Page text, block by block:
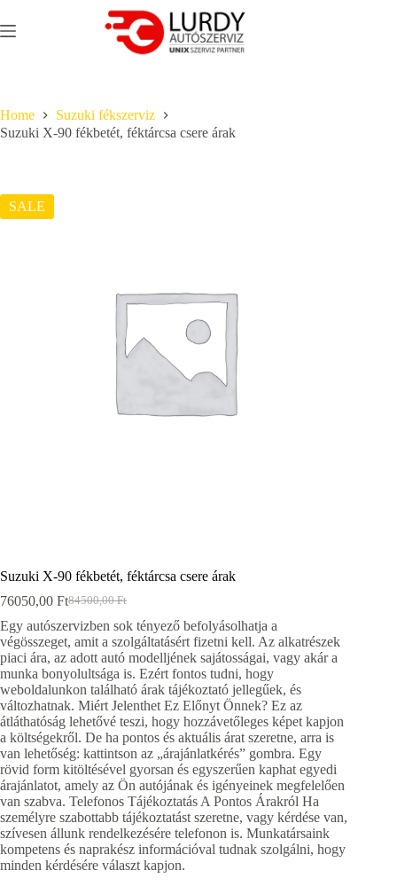
to
content
Home
Suzuki fékszerviz
Suzuki X-90 fékbetét, féktárcsa csere árak
SALE
Suzuki X-90 fékbetét, féktárcsa csere árak
84500,00Ft
Original
price
was:
84500,00 Ft.
76050,00 FtCurrent
price
is:
76050,00 Ft.
Egy autószervizben sok tényező befolyásolhatja a
végösszeget, amit a szolgáltatásért fizetni kell. Az alkatrészek
piaci ára, az adott autó modelljének sajátosságai, vagy akár a
munka bonyolultsága is. Ezért fontos tudni, hogy
weboldalunkon található árak tájékoztató jellegűek, és
változhatnak. Miért Jelenthet Ez Előnyt Önnek? Ez az
átláthatóság lehetővé teszi, hogy hozzávetőleges képet kapjon
a költségekről. De ha pontos és aktuális árat szeretne, arra is
van lehetőség: kattintson az „árajánlatkérés” gombra. Egy
rövid form kitöltésével gyorsan és egyszerűen kaphat egyedi
árajánlatot, amely az Ön autójának és igényeinek megfelelően
van szabva. Telefonos Tájékoztatás A Pontos Árakról Ha
személyre szabottabb tájékoztatást szeretne, vagy kérdése van,
szívesen állunk rendelkezésére telefonon is. Munkatársaink
kompetens és naprakész információval tudnak szolgálni, hogy
minden kérdésére választ kapjon.